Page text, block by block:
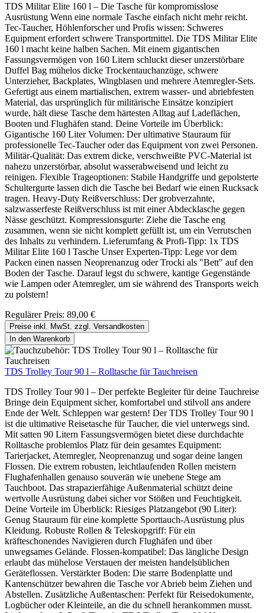
TDS Militar Elite 160 l – Die Tasche für kompromisslose
Ausrüstung Wenn eine normale Tasche einfach nicht mehr reicht.
Tec-Taucher, Höhlenforscher und Profis wissen: Schweres
Equipment erfordert schwere Transportmittel. Die TDS Militar Elite
160 l macht keine halben Sachen. Mit einem gigantischen
Fassungsvermögen von 160 Litern schluckt dieser unzerstörbare
Duffel Bag mühelos dicke Trockentauchanzüge, schwere
Unterzieher, Backplates, Wingblasen und mehrere Atemregler-Sets.
Gefertigt aus einem martialischen, extrem wasser- und abriebfesten
Material, das ursprünglich für militärische Einsätze konzipiert
wurde, hält diese Tasche dem härtesten Alltag auf Ladeflächen,
Booten und Flughäfen stand. Deine Vorteile im Überblick:
Gigantische 160 Liter Volumen: Der ultimative Stauraum für
professionelle Tec-Taucher oder das Equipment von zwei Personen.
Militär-Qualität: Das extrem dicke, verschweißte PVC-Material ist
nahezu unzerstörbar, absolut wasserabweisend und leicht zu
reinigen. Flexible Trageoptionen: Stabile Handgriffe und gepolsterte
Schultergurte lassen dich die Tasche bei Bedarf wie einen Rucksack
tragen. Heavy-Duty Reißverschluss: Der grobverzahnte,
salzwasserfeste Reißverschluss ist mit einer Abdecklasche gegen
Nässe geschützt. Kompressionsgurte: Ziehe die Tasche eng
zusammen, wenn sie nicht komplett gefüllt ist, um ein Verrutschen
des Inhalts zu verhindern. Lieferumfang & Profi-Tipp: 1x TDS
Militar Elite 160 l Tasche Unser Experten-Tipp: Lege vor dem
Packen einen nassen Neoprenanzug oder Trocki als "Bett" auf den
Boden der Tasche. Darauf legst du schwere, kantige Gegenstände
wie Lampen oder Atemregler, um sie während des Transports weich
zu polstern!
Regulärer Preis: 89,00 €
Preise inkl. MwSt. zzgl. Versandkosten
In den Warenkorb
TDS Trolley Tour 90 l – Rolltasche für Tauchreisen
TDS Trolley Tour 90 l – Der perfekte Begleiter für deine Tauchreise
Bringe dein Equipment sicher, komfortabel und stilvoll ans andere
Ende der Welt. Schleppen war gestern! Der TDS Trolley Tour 90 l
ist die ultimative Reisetasche für Taucher, die viel unterwegs sind.
Mit satten 90 Litern Fassungsvermögen bietet diese durchdachte
Rolltasche problemlos Platz für dein gesamtes Equipment:
Tarierjacket, Atemregler, Neoprenanzug und sogar deine langen
Flossen. Die extrem robusten, leichtlaufenden Rollen meistern
Flughafenhallen genauso souverän wie unebene Stege am
Tauchboot. Das strapazierfähige Außenmaterial schützt deine
wertvolle Ausrüstung dabei sicher vor Stößen und Feuchtigkeit.
Deine Vorteile im Überblick: Riesiges Platzangebot (90 Liter):
Genug Stauraum für eine komplette Sporttauch-Ausrüstung plus
Kleidung. Robuste Rollen & Teleskopgriff: Für ein
kräfteschonendes Navigieren durch Flughäfen und über
unwegsames Gelände. Flossen-kompatibel: Das längliche Design
erlaubt das mühelose Verstauen der meisten handelsüblichen
Geräteflossen. Verstärkter Boden: Die starre Bodenplatte und
Kantenschützer bewahren die Tasche vor Abrieb beim Ziehen und
Abstellen. Zusätzliche Außentaschen: Perfekt für Reisedokumente,
Logbücher oder Kleinteile, an die du schnell herankommen musst.